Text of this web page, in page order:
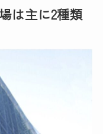
は主に2種類